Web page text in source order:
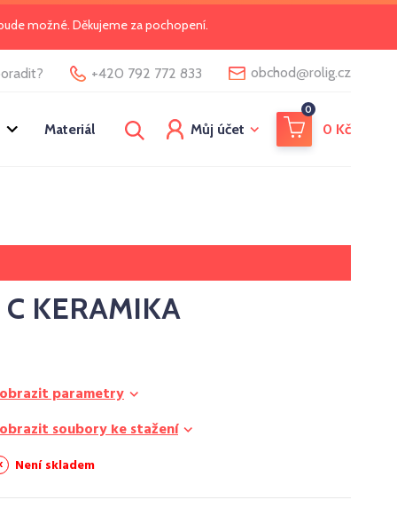
možné. Děkujeme za pochopení.
+420 792 772 833 obchod@rolig.cz
Materiál Můj účet
0
0 Kč
KERAMIKA
parametry
soubory ke stažení
Není skladem